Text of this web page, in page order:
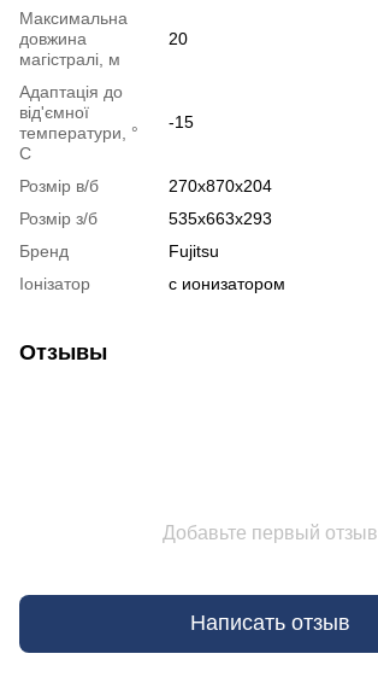
Максимальна
довжина
магістралі, м
20
Адаптація до
від'ємної
температури, °
C
-15
Розмір в/б
270x870x204
Розмір з/б
535x663x293
Бренд
Fujitsu
Іонізатор
с ионизатором
Отзывы
Добавьте первый отзыв
Написать отзыв